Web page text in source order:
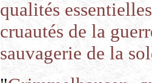
qualités
cruautés de la
sauvagerie de la